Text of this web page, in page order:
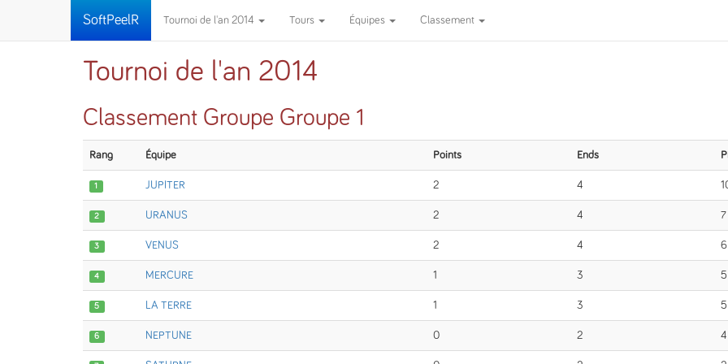
SoftPeelR Tournoi de l'an 2014 Tours Équipes Classement
Tournoi de l'an 2014
Classement Groupe Groupe 1
Rang Équipe Points Ends
1 JUPITER 2 4
2 URANUS 2 4 7
3 VENUS 2 4 6
4 MERCURE 1 3 5
5 LA TERRE 1 3 5
6 NEPTUNE 0 2 4